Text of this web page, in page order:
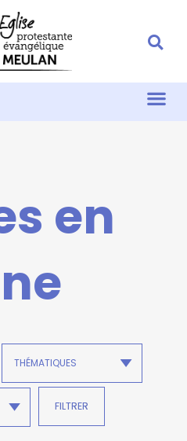
en